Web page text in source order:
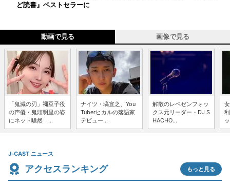
ど読書』ベストセラーに
動画で見る 画像で見る
「鬼滅の刃」禰豆子役
の声優・鬼頭明里の姿
にネット騒然 ...
ナイツ・塙宣之、You
Tuberヒカルの落語家
デビュー...
解散のレペゼンフォッ
クス元リーダー・DJ S
HACHO...
J-CAST ニュース
アクセスランキング もっと見る